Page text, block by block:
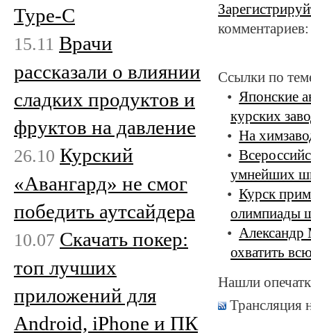
Ссылки по
Японские
курских
На
умнейших
Курск
олимпиады
Александр
охватить
Нашли
Трансляция
Type-C
15.11 Врачи
рассказали о влиянии
сладких продуктов и
фруктов на давление
26.10 Курский
«Авангард» не смог
победить аутсайдера
10.07 Скачать покер:
топ лучших
приложений для
Android, iPhone и ПК